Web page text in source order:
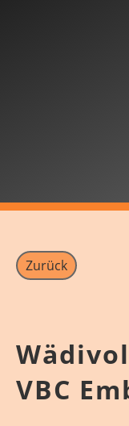
Zurück
VBC